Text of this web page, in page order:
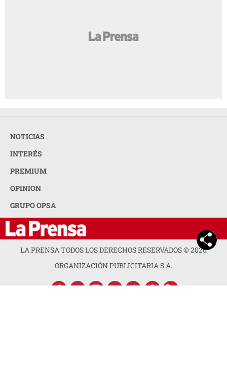
NOTICIAS
INTERÉS
PREMIUM
OPINION
GRUPO OPSA
LA PRENSA TODOS LOS DERECHOS RESERVADOS ©2026
ORGANIZACIÓN PUBLICITARIA S.A.